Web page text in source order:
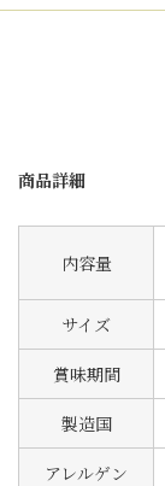
商品詳細
内容量
サイズ
賞味期間
製造国
アレルゲン